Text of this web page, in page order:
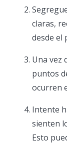
claras,
desde el
Una vez
puntos
ocurren
Intente
sienten
Esto